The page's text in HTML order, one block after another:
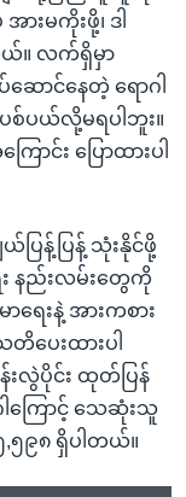
းမကိုးဖို့၊ ဒါ
ယ်။ လက်ရှိမှာ
ာင်နေတဲ့ ရောဂါ
စ်ပယ်လို့မရပါဘူး။
း ပြောထားပါ
ြန့်ပြန့် သုံးနိုင်ဖို့
နည်းလမ်းတွေကို
းနဲ့ အားကစား
တိပေးထားပါ
းလွဲပိုင်း ထုတ်ပြန်
ါကြောင့် သေဆုံးသူ
၅၉၈ ရှိပါတယ်။